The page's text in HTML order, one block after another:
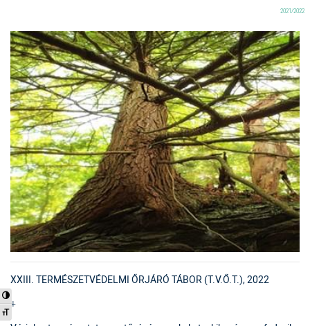
Nagy kontraszt váltása
Betűméret váltása
2021/2022
XXIII. TERMÉSZETVÉDELMI ŐRJÁRÓ TÁBOR (T.V.Ő.T.), 2022
+